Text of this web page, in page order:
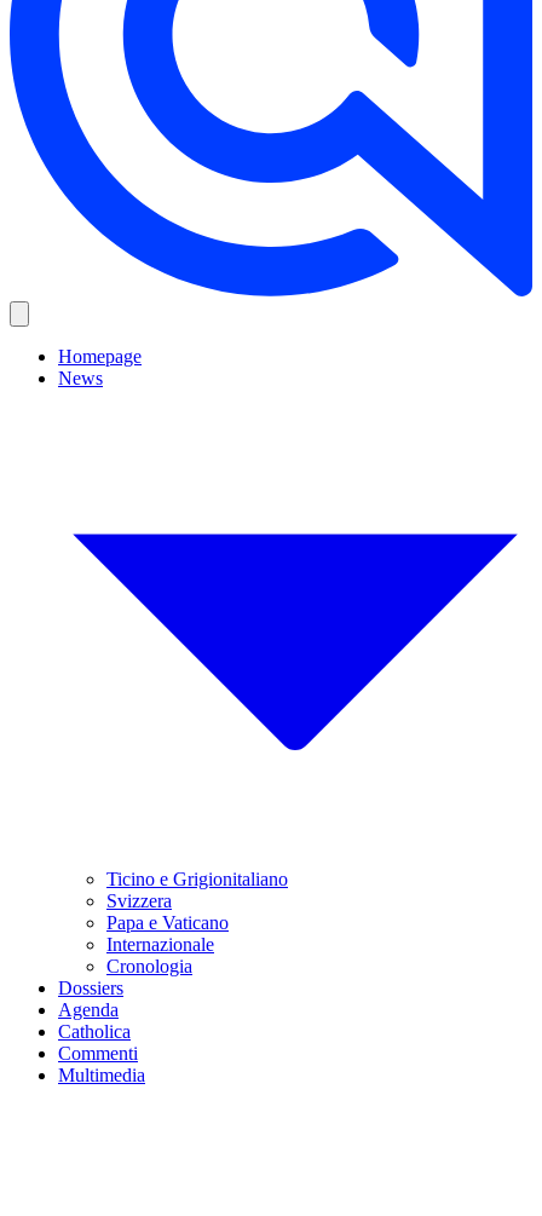
Homepage
News
Ticino e Grigionitaliano
Svizzera
Papa e Vaticano
Internazionale
Cronologia
Dossiers
Agenda
Catholica
Commenti
Multimedia